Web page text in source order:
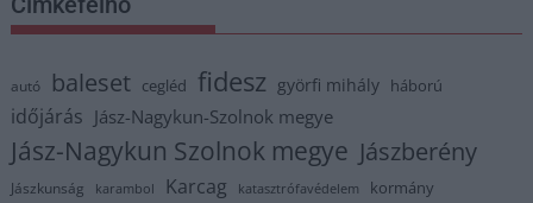
autó baleset cegléd fidesz györfi mihály háború
időjárás Jász-Nagykun-Szolnok megye
Jász-Nagykun Szolnok megye Jászberény
Jászkunság karambol Karcag katasztrófavédelem kormány